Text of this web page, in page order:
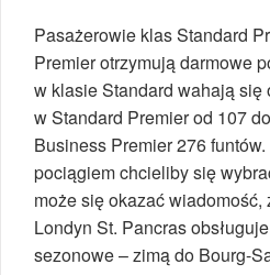
Pasażerowie klas Standard
Premier otrzymują darmowe
w klasie Standard wahają się
w Standard Premier od 107
Business Premier 276
pociągiem chcieliby się
może się okazać wiadomość,
Londyn St. Pancras
sezonowe – zimą do Bourg-